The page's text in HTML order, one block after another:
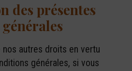
des présentes
nos autres droits en vertu
générales, si vous